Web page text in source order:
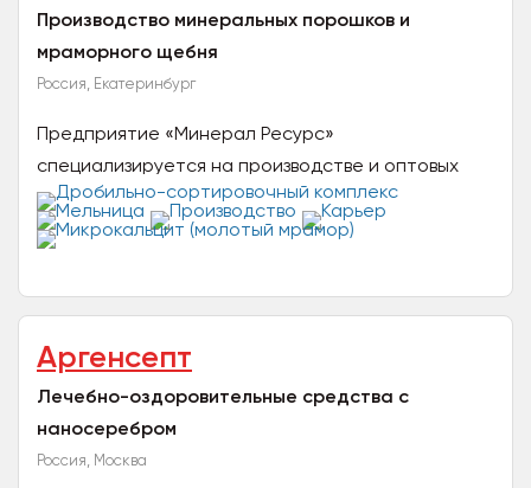
Производство минеральных порошков и
мраморного щебня
Россия, Екатеринбург
Предприятие «Минерал Ресурс»
специализируется на производстве и оптовых
поставках минеральных порошков, буровых
реагентов и тампонажного цемента....
Аргенсепт
Лечебно-оздоровительные средства с
наносеребром
Россия, Москва